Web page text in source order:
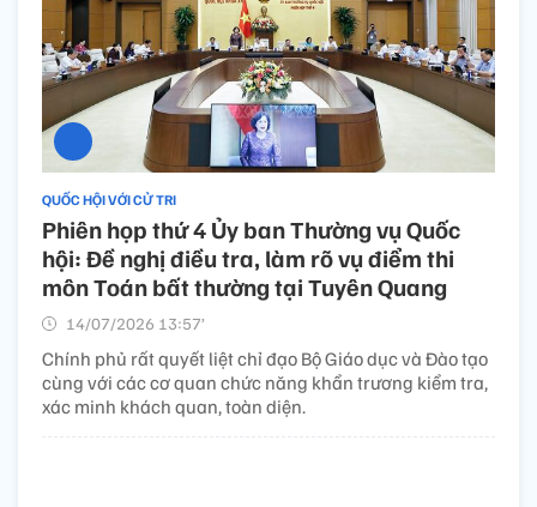
QUỐC HỘI VỚI CỬ TRI
Phiên họp thứ 4 Ủy ban Thường vụ Quốc
hội: Đề nghị điều tra, làm rõ vụ điểm thi
môn Toán bất thường tại Tuyên Quang
14/07/2026 13:57’
Chính phủ rất quyết liệt chỉ đạo Bộ Giáo dục và Đào tạo
cùng với các cơ quan chức năng khẩn trương kiểm tra,
xác minh khách quan, toàn diện.